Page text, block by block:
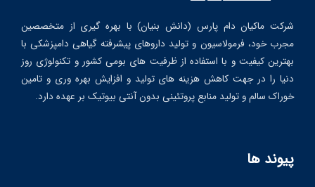
شرکت ماکیان دام پارس (دانش بنیان) با بهره گیری از متخصصین
مجرب خود، فرمولاسیون و تولید داروهای پیشرفته گیاهی دامپزشکی با
بهترین کیفیت و با استفاده از ظرفیت های بومی کشور و تکنولوژی روز
دنیا را در جهت کاهش هزینه های تولید و افزایش بهره وری و تامین
خوراک سالم و تولید منابع پروتئینی بدون آنتی بیوتیک بر عهده دارد.
پیوند ها